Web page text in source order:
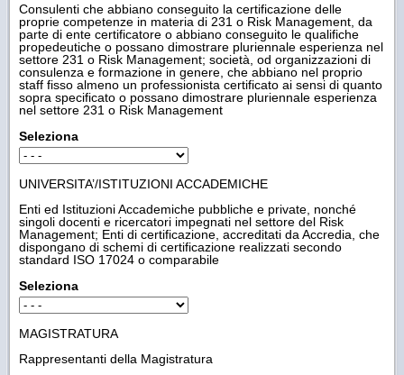
Consulenti che abbiano conseguito la certificazione delle
proprie competenze in materia di 231 o Risk Management, da
parte di ente certificatore o abbiano conseguito le qualifiche
propedeutiche o possano dimostrare pluriennale esperienza nel
settore 231 o Risk Management; società, od organizzazioni di
consulenza e formazione in genere, che abbiano nel proprio
staff fisso almeno un professionista certificato ai sensi di quanto
sopra specificato o possano dimostrare pluriennale esperienza
nel settore 231 o Risk Management
Seleziona
UNIVERSITA’/ISTITUZIONI ACCADEMICHE
Enti ed Istituzioni Accademiche pubbliche e private, nonché
singoli docenti e ricercatori impegnati nel settore del Risk
Management; Enti di certificazione, accreditati da Accredia, che
dispongano di schemi di certificazione realizzati secondo
standard ISO 17024 o comparabile
Seleziona
MAGISTRATURA
Rappresentanti della Magistratura